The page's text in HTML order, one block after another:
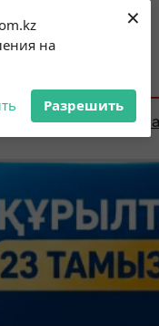
на
Разрешить
×
Шымкент:
Елорда Сараптама